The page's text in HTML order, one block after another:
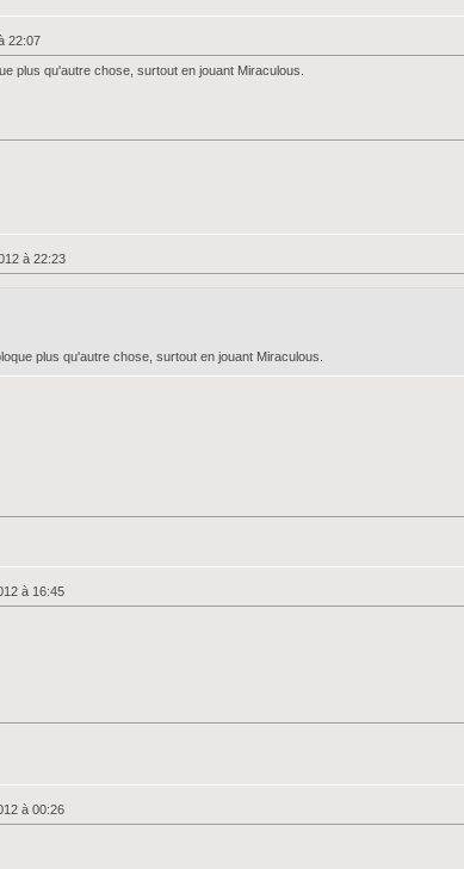
22:07
plus qu'autre chose, surtout en jouant Miraculous.
à 22:23
plus qu'autre chose, surtout en jouant Miraculous.
à 16:45
à 00:26